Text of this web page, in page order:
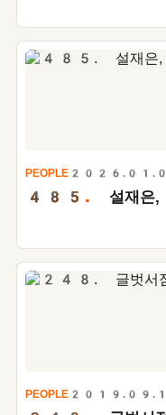
PEOPLE
485. 설재은
PEOPLE